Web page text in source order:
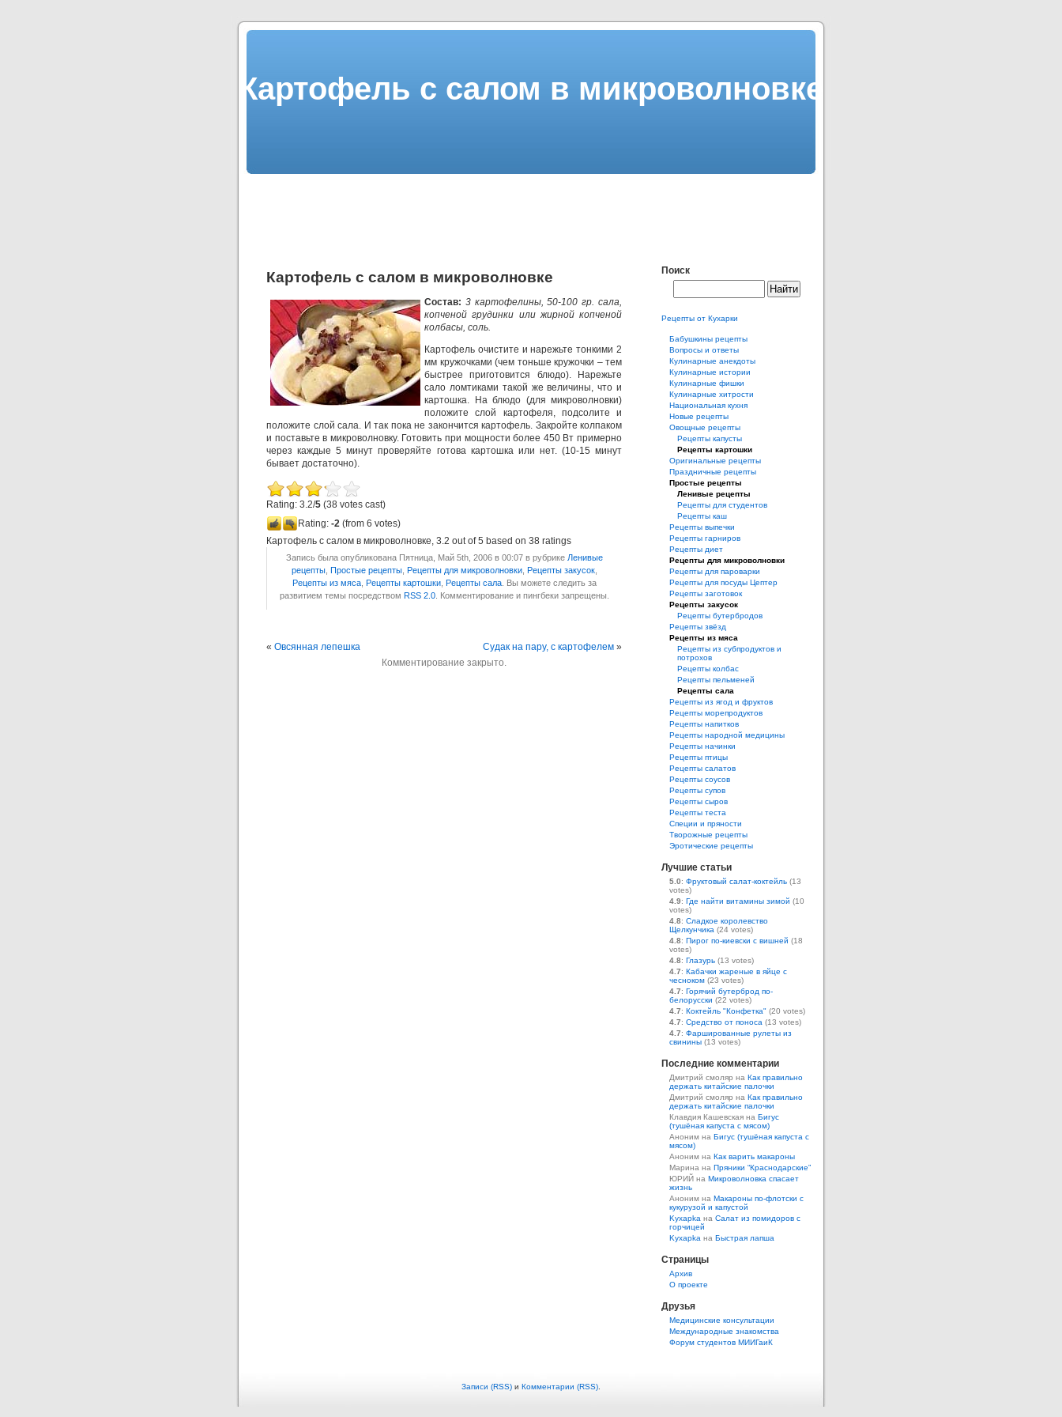
Картофель с салом в микроволновке
Картофель с салом в микроволновке
Состав: 3 картофелины, 50-100 гр. сала,
копченой грудинки или жирной копченой
колбасы, соль.
Картофель очистите и нарежьте тонкими 2
мм кружочками (чем тоньше кружочки – тем
быстрее приготовится блюдо). Нарежьте
сало ломтиками такой же величины, что и
картошка. На блюдо (для микроволновки)
положите слой картофеля, подсолите и
положите слой сала. И так пока не закончится картофель. Закройте колпаком
и поставьте в микроволновку. Готовить при мощности более 450 Вт примерно
через каждые 5 минут проверяйте готова картошка или нет. (10-15 минут
бывает достаточно).
Rating: 3.2/5 (38 votes cast)
Rating: -2 (from 6 votes)
Картофель с салом в микроволновке, 3.2 out of5 based on 38 ratings
Запись была опубликована Пятница, Май 5th, 2006 в 00:07 в рубрике Ленивые
рецепты Простые рецепты Рецепты для микроволновки Рецепты закусок
Рецепты из мяса Рецепты картошки Рецепты сала . Вы можете следить за
развитием темы посредством RSS 2.0 . Комментирование и пингбеки запрещены.
« Овсянная лепешка Судак на пару, с картофелем »
Комментирование закрыто.
Поиск
Рецепты от Кухарки
Бабушкины рецепты
Вопросы и ответы
Кулинарные анекдоты
Кулинарные истории
Кулинарные фишки
Кулинарные хитрости
Национальная кухня
Новые рецепты
Овощные рецепты
Рецепты капусты
Рецепты картошки
Оригинальные рецепты
Праздничные рецепты
Простые рецепты
Ленивые рецепты
Рецепты для студентов
Рецепты каш
Рецепты выпечки
Рецепты гарниров
Рецепты диет
Рецепты для микроволновки
Рецепты для пароварки
Рецепты для посуды Цептер
Рецепты заготовок
Рецепты закусок
Рецепты бутербродов
Рецепты звёзд
Рецепты из мяса
Рецепты из субпродуктов и
потрохов
Рецепты колбас
Рецепты пельменей
Рецепты сала
Рецепты из ягод и фруктов
Рецепты морепродуктов
Рецепты напитков
Рецепты народной медицины
Рецепты начинки
Рецепты птицы
Рецепты салатов
Рецепты соусов
Рецепты супов
Рецепты сыров
Рецепты теста
Специи и пряности
Творожные рецепты
Эротические рецепты
Лучшие статьи
5.0: Фруктовый салат-коктейль (13
votes)
4.9: Где найти витамины зимой (10
votes)
4.8: Сладкое королевство
Щелкунчика (24 votes)
4.8: Пирог по-киевски с вишней (18
votes)
4.8: Глазурь (13 votes)
4.7: Кабачки жареные в яйце с
чесноком (23 votes)
4.7: Горячий бутерброд по-
белорусски (22 votes)
4.7: Коктейль "Конфетка" (20 votes)
4.7: Средство от поноса (13 votes)
4.7: Фаршированные рулеты из
свинины (13 votes)
Последние комментарии
Дмитрий смоляр на Как правильно
держать китайские палочки
Дмитрий смоляр на Как правильно
держать китайские палочки
Клавдия Кашевская на Бигус
(тушёная капуста с мясом)
Аноним на Бигус (тушёная капуста с
мясом)
Аноним на Как варить макароны
Марина на Пряники “Краснодарские”
ЮРИЙ на Микроволновка спасает
жизнь
Аноним на Макароны по-флотски с
кукурузой и капустой
Kyxapka на Салат из помидоров с
горчицей
Kyxapka на Быстрая лапша
Страницы
Aрхив
О проекте
Друзья
Медицинские консультации
Международные знакомства
Форум студентов МИИГаиК
Записи (RSS) и Комментарии (RSS)